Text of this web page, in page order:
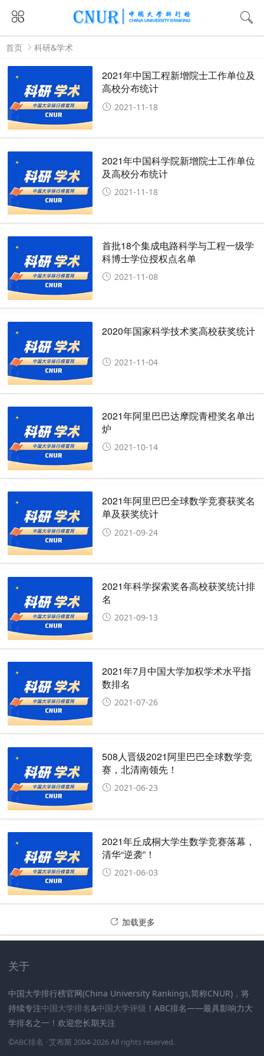
首页 科研&学术
2021年中国工程新增院士工作单位及
高校分布统计
2021-11-18
2021年中国科学院新增院士工作单位
及高校分布统计
2021-11-18
首批18个集成电路科学与工程一级学
科博士学位授权点名单
2021-11-08
2020年国家科学技术奖高校获奖统计
2021-11-04
2021年阿里巴巴达摩院青橙奖名单出
炉
2021-10-14
2021年阿里巴巴全球数学竞赛获奖名
单及获奖统计
2021-09-24
2021年科学探索奖各高校获奖统计排
名
2021-09-13
2021年7月中国大学加权学术水平指
数排名
2021-07-26
508人晋级2021阿里巴巴全球数学竞
赛，北清南领先！
2021-06-23
2021年丘成桐大学生数学竞赛落幕，
清华“逆袭”！
2021-06-03
加载更多
关于
中国大学排行榜官网(China University Rankings,简称CNUR)，将
持续专注中国大学排名&中国大学评级 ！ABC排名——最具影响力大
学排名之一！欢迎您长期关注
©ABC排名 · 艾布斯 2004-2026 All rights reserved.